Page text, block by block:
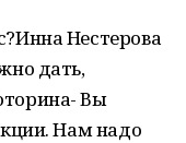
Нестерова
дать,
Вы
Нам надо